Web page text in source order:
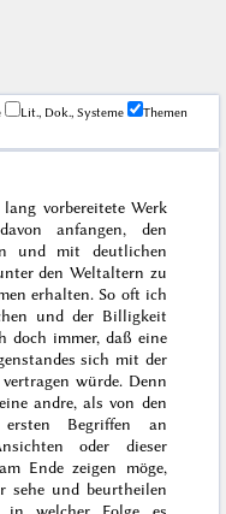
Lit., Dok., Systeme
Themen
vorbereitete Werk
anfangen, den
und mit deutlichen
den Weltaltern zu
erhalten. So oft ich
und der Billigkeit
doch immer, daß eine
sich mit der
würde. Denn
andre, als von den
Begriffen an
oder dieser
Ende zeigen möge,
sehe und beurtheilen